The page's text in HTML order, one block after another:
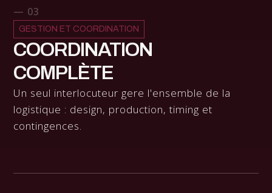
— 03
GESTION ET COORDINATION
COORDINATION
COMPLÈTE
Un seul interlocuteur gere l'ensemble de la
logistique : design, production, timing et
contingences.